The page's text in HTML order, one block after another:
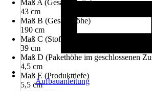
Maß A (Gesamtbreite)
43 cm
Maß B (Gesamthöhe)
190 cm
Maß C (Stoffbreite)
39 cm
Maß D (Pakethöhe im geschlossenen
4,5 cm
Maß E (Produkttiefe)
5,5 cmAufbauanleitung